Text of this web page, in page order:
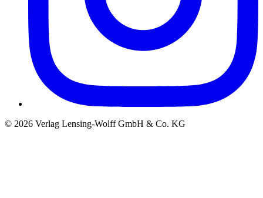
© 2026 Verlag Lensing-Wolff GmbH & Co. KG